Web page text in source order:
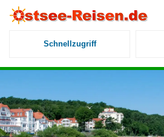
Schnellzugriff